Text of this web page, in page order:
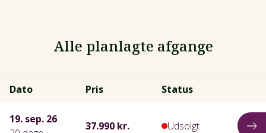
Alle planlagte afgange
Dato Pris Status
19. sep. 26
37.990 kr. Udsolgt